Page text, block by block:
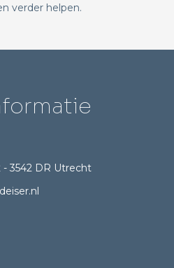
verder helpen.
3542 DR Utrecht